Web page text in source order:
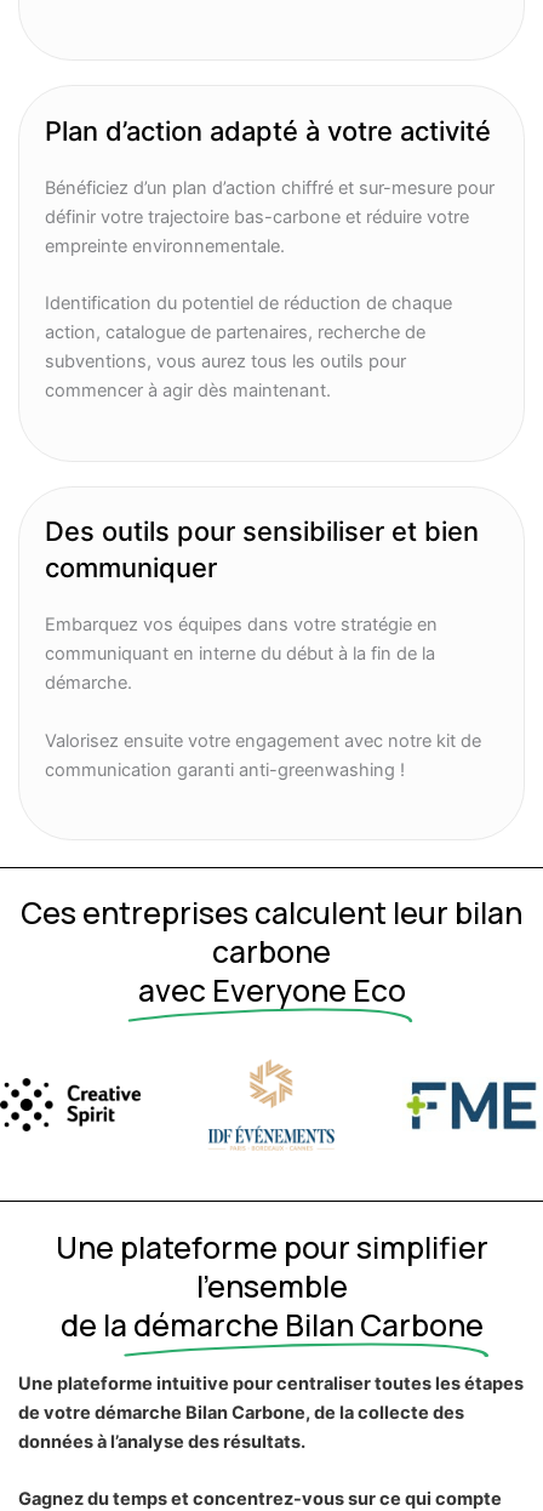
Plan d’action adapté à votre activité
Bénéficiez d’un plan d’action chiffré et sur-mesure pour
définir votre trajectoire bas-carbone et réduire votre
empreinte environnementale.
Identification du potentiel de réduction de chaque
action, catalogue de partenaires, recherche de
subventions, vous aurez tous les outils pour
commencer à agir dès maintenant.
Des outils pour sensibiliser et bien
communiquer
Embarquez vos équipes dans votre stratégie en
communiquant en interne du début à la fin de la
démarche.
Valorisez ensuite votre engagement avec notre kit de
communication garanti anti-greenwashing !
Ces entreprises calculent leur bilan
carbone
avec Everyone Eco
Une plateforme pour simplifier
l’ensemble
de la démarche Bilan Carbone
Une plateforme intuitive pour centraliser toutes les étapes
de votre démarche Bilan Carbone, de la collecte des
données à l’analyse des résultats.
Gagnez du temps et concentrez-vous sur ce qui compte